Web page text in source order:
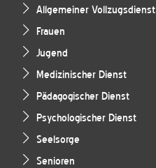
Allgemeiner Vollzugsdienst
Frauen
Jugend
Medizinischer Dienst
Pädagogischer Dienst
Psychologischer Dienst
Seelsorge
Senioren